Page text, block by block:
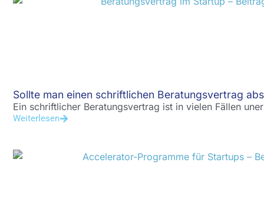
Sollte man einen schriftlichen Beratungsvertrag
Ein schriftlicher Beratungsvertrag ist in vielen Fällen
Weiterlesen